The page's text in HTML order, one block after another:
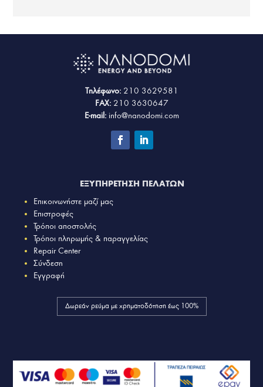
Τηλέφωνο: 210 3629581
FAX: 210 3630647
E-mail: info@nanodomi.com
ΕΞΥΠΗΡΕΤΗΣΗ ΠΕΛΑΤΩΝ
Επικοινωνήστε μαζί μας
Επιστροφές
Τρόποι αποστολής
Τρόποι πληρωμής & παραγγελίας
Repair Center
Σύνδεση
Εγγραφή
Δωρεάν ρεύμα με χρηματοδότηση έως 100%